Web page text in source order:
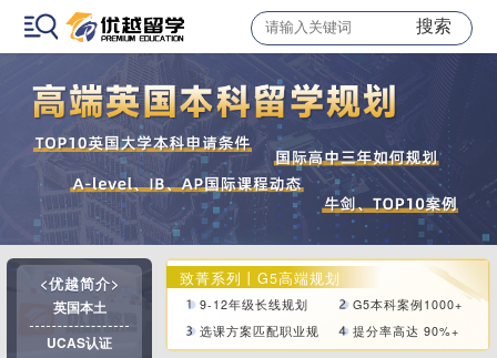
搜索
<优越简介>
英国本土
UCAS认证
致菁系列丨G5高端规划
9-12年级长线规划
G5本科案例1000+
选课方案匹配职业规划
提分率高达 90%+